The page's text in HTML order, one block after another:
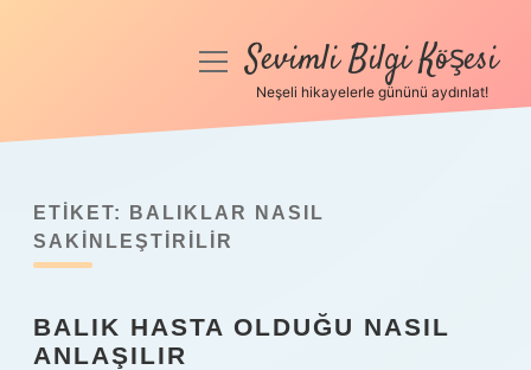
Anasayfa
Yasal Uyarı
menüyüSevimli Bilgi Köşesi
Neşeli hikayelerle gününü aydınlat!
ETIKET:
BALIKLAR NASIL
SAKINLEŞTIRILIR
BALIK HASTA OLDUĞU NASIL
ANLAŞILIR